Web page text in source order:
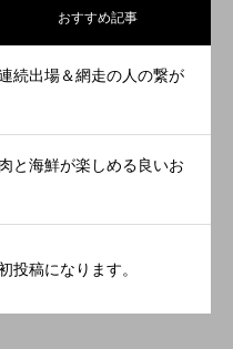
おすすめ記事
続出場＆網走の人の繋が
と海鮮が楽しめる良いお
投稿になります。